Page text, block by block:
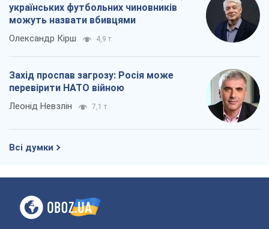
українських футбольних чиновників
можуть назвати вбивцями
Олександр Кірш 4,9 т.
Захід проспав загрозу: Росія може
перевірити НАТО війною
Леонід Невзлін 7,1 т.
Всі думки